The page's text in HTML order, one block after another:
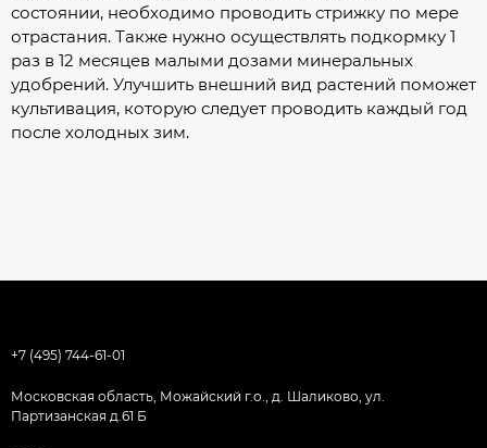
состоянии, необходимо проводить стрижку по мере
отрастания. Также нужно осуществлять подкормку 1
раз в 12 месяцев малыми дозами минеральных
удобрений. Улучшить внешний вид растений поможет
культивация, которую следует проводить каждый год
после холодных зим.
+7 (495) 744-61-01
Московская область, Можайский г.о., д. Шаликово, ул.
Партизанская д.61 Б